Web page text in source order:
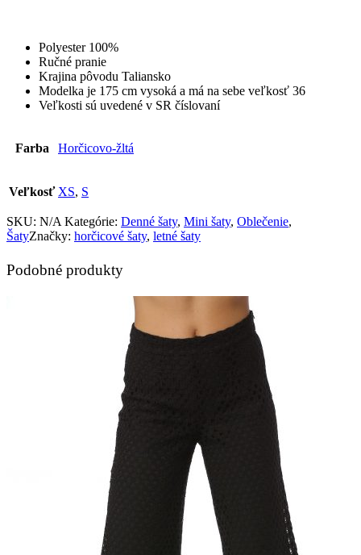
Polyester 100%
Ručné pranie
Krajina pôvodu Taliansko
Modelka je 175 cm vysoká a má na sebe veľkosť 36
Veľkosti sú uvedené v SR číslovaní
Farba Horčicovo-žltá
Veľkosť XS, S
SKU: N/A Kategórie: Denné šaty, Mini šaty, Oblečenie,
ŠatyZnačky: horčicové šaty, letné šaty
Podobné produkty